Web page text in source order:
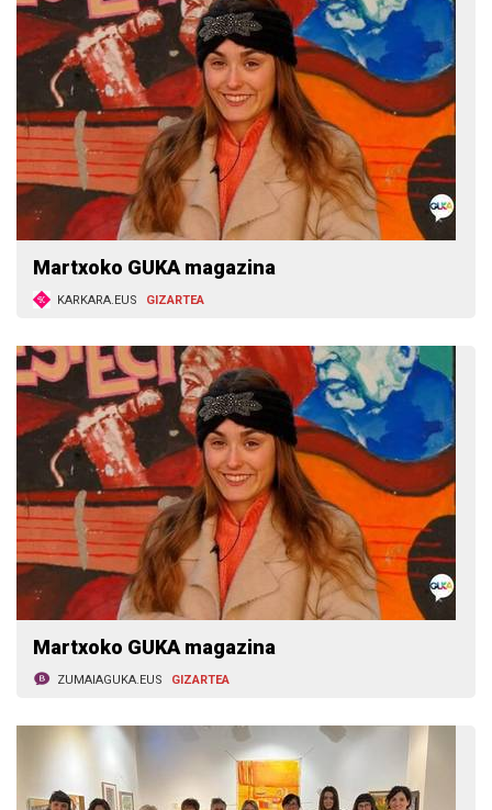
Martxoko GUKA magazina
KARKARA.EUS GIZARTEA
Martxoko GUKA magazina
ZUMAIAGUKA.EUS GIZARTEA